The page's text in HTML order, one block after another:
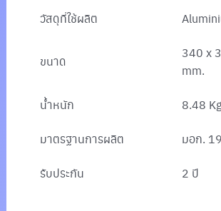
วัสดุที่ใช้ผลิต
ขนาด
340 x
mm.
น้ำหนัก 8.48
มาตรฐานการผลิต มอก.
รับประกัน 2 ปี